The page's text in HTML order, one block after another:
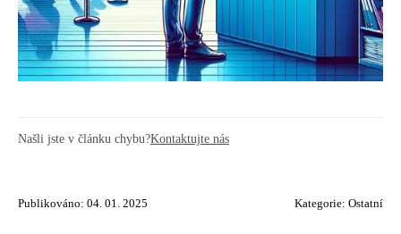
Našli jste v článku chybu?Kontaktujte nás
Publikováno: 04. 01. 2025 Kategorie: Ostatní